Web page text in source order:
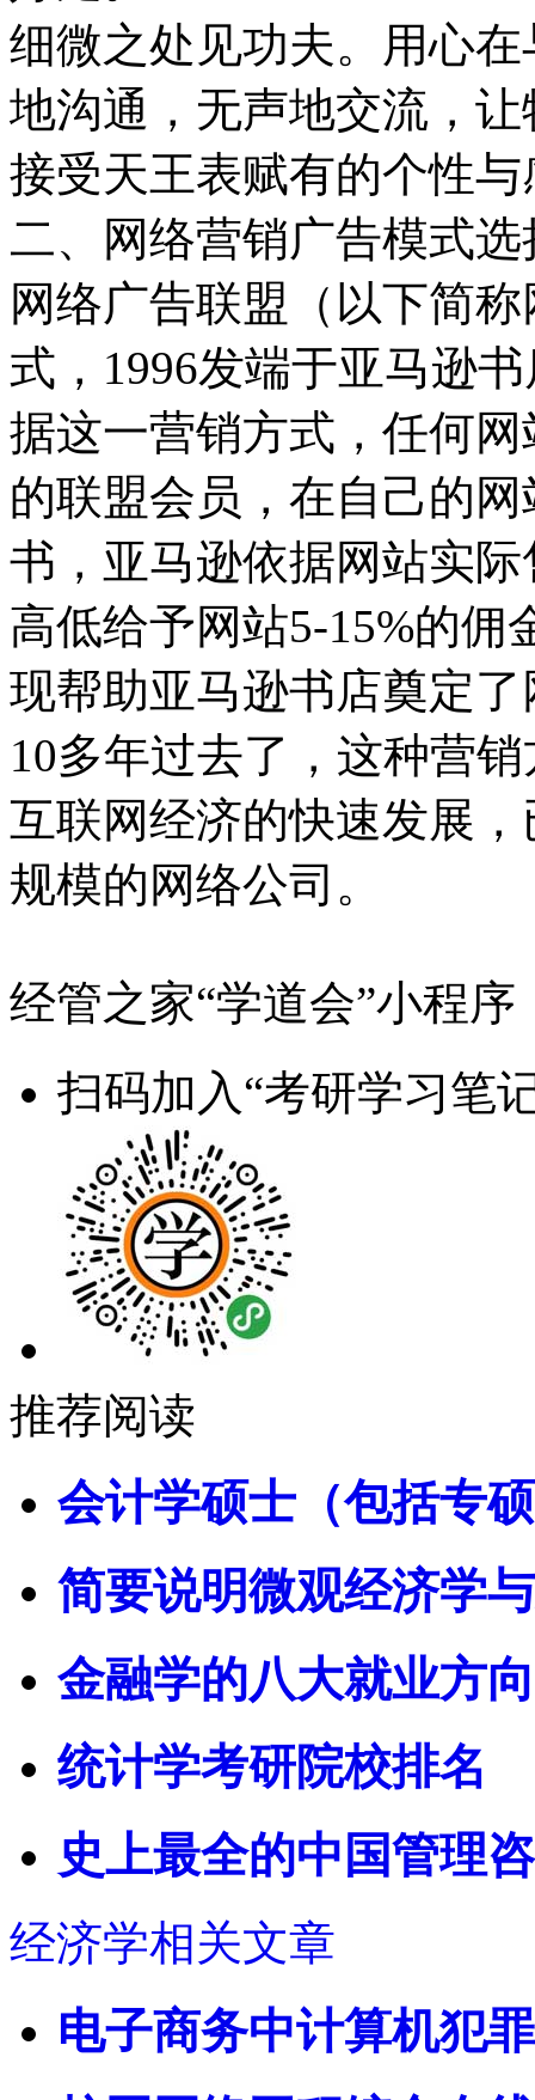
细微之处见功夫。用心
地沟通，无声地交流，
接受天王表赋有的个性与
二、网络营销广告模式选
网络广告联盟（以下简
式，1996发端于亚马逊
据这一营销方式，任何
的联盟会员，在自己的
书，亚马逊依据网站实
高低给予网站5-15%的
现帮助亚马逊书店奠定
10多年过去了，这种营
互联网经济的快速发展
规模的网络公司。
经管之家“学道会”小程序
扫码加入“考研学习笔
推荐阅读
会计学硕士（包括专
简要说明微观经济学
金融学的八大就业方
统计学考研院校排名
史上最全的中国管理
经济学相关文章
电子商务中计算机犯